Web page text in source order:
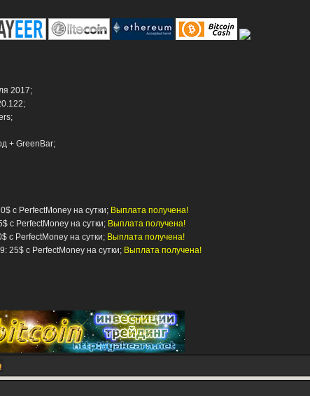
2017;
+ GreenBar;
с PerfectMoney на сутки; Выплата получена!
с PerfectMoney на сутки; Выплата получена!
с PerfectMoney на сутки; Выплата получена!
25$ с PerfectMoney на сутки; Выплата получена!